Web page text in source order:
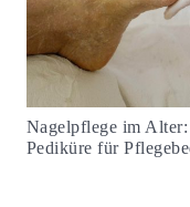
Nagelpflege im
Pediküre für